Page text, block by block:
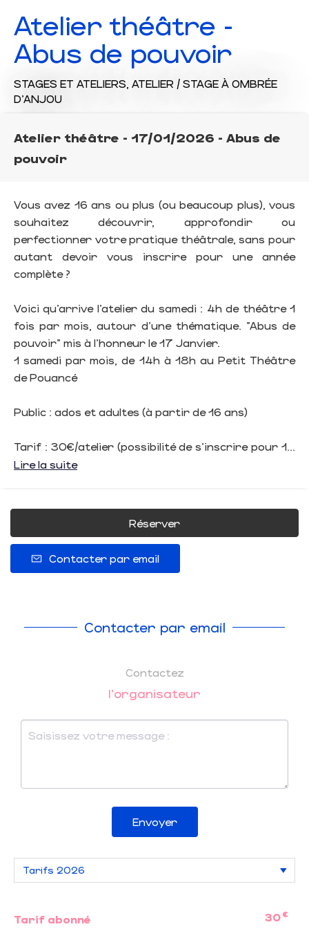
Atelier théâtre -
Abus de pouvoir
STAGES ET ATELIERS, ATELIER / STAGE À OMBRÉE
D'ANJOU
Atelier théâtre - 17/01/2026 - Abus de
pouvoir
Vous avez 16 ans ou plus (ou beaucoup plus), vous
souhaitez découvrir, approfondir ou
perfectionner votre pratique théâtrale, sans pour
autant devoir vous inscrire pour une année
complète ?
Voici qu’arrive l’atelier du samedi : 4h de théâtre 1
fois par mois, autour d’une thématique. "Abus de
pouvoir" mis à l'honneur le 17 Janvier.
1 samedi par mois, de 14h à 18h au Petit Théâtre
de Pouancé
Public : ados et adultes (à partir de 16 ans)
Tarif : 30€/atelier (possibilité de s’inscrire pour 1...
Lire la suite
Réserver
Contacter par email
Contacter par email
Contactez
l'organisateur
Envoyer
Tarif abonné 30 €